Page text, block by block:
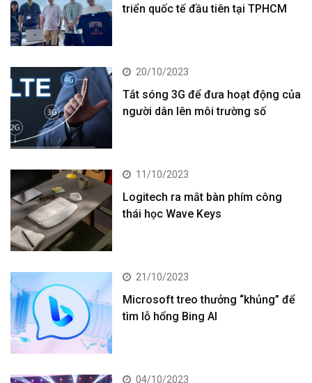
triển quốc tế đầu tiên tại TPHCM
20/10/2023
Tắt sóng 3G để đưa hoạt động của
người dân lên môi trường số
11/10/2023
Logitech ra mắt bàn phím công
thái học Wave Keys
21/10/2023
Microsoft treo thưởng “khủng” để
tìm lỗ hổng Bing AI
04/10/2023